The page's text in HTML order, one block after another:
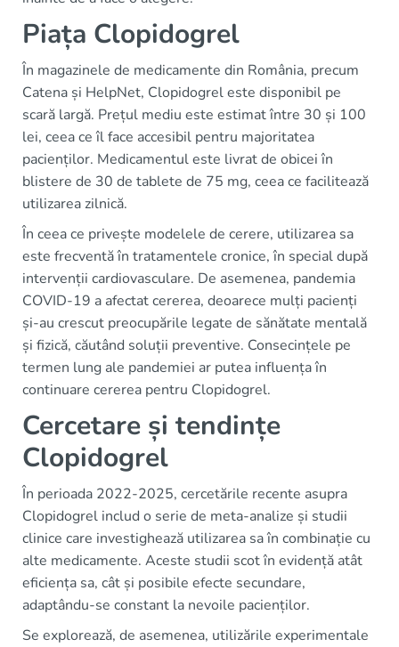
Piața Clopidogrel
În magazinele de medicamente din România, precum
Catena și HelpNet, Clopidogrel este disponibil pe
scară largă. Prețul mediu este estimat între 30 și 100
lei, ceea ce îl face accesibil pentru majoritatea
pacienților. Medicamentul este livrat de obicei în
blistere de 30 de tablete de 75 mg, ceea ce facilitează
utilizarea zilnică.
În ceea ce privește modelele de cerere, utilizarea sa
este frecventă în tratamentele cronice, în special după
intervenții cardiovasculare. De asemenea, pandemia
COVID-19 a afectat cererea, deoarece mulți pacienți
și-au crescut preocupările legate de sănătate mentală
și fizică, căutând soluții preventive. Consecințele pe
termen lung ale pandemiei ar putea influența în
continuare cererea pentru Clopidogrel.
Cercetare și tendințe
Clopidogrel
În perioada 2022-2025, cercetările recente asupra
Clopidogrel includ o serie de meta-analize și studii
clinice care investighează utilizarea sa în combinație cu
alte medicamente. Aceste studii scot în evidență atât
eficiența sa, cât și posibile efecte secundare,
adaptându-se constant la nevoile pacienților.
Se explorează, de asemenea, utilizările experimentale